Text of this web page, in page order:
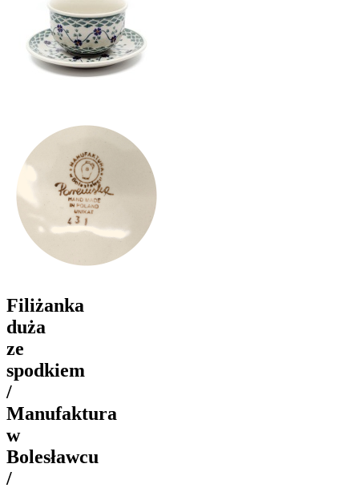
Filiżanka
duża
ze
spodkiem
/
Manufaktura
w
Bolesławcu
/